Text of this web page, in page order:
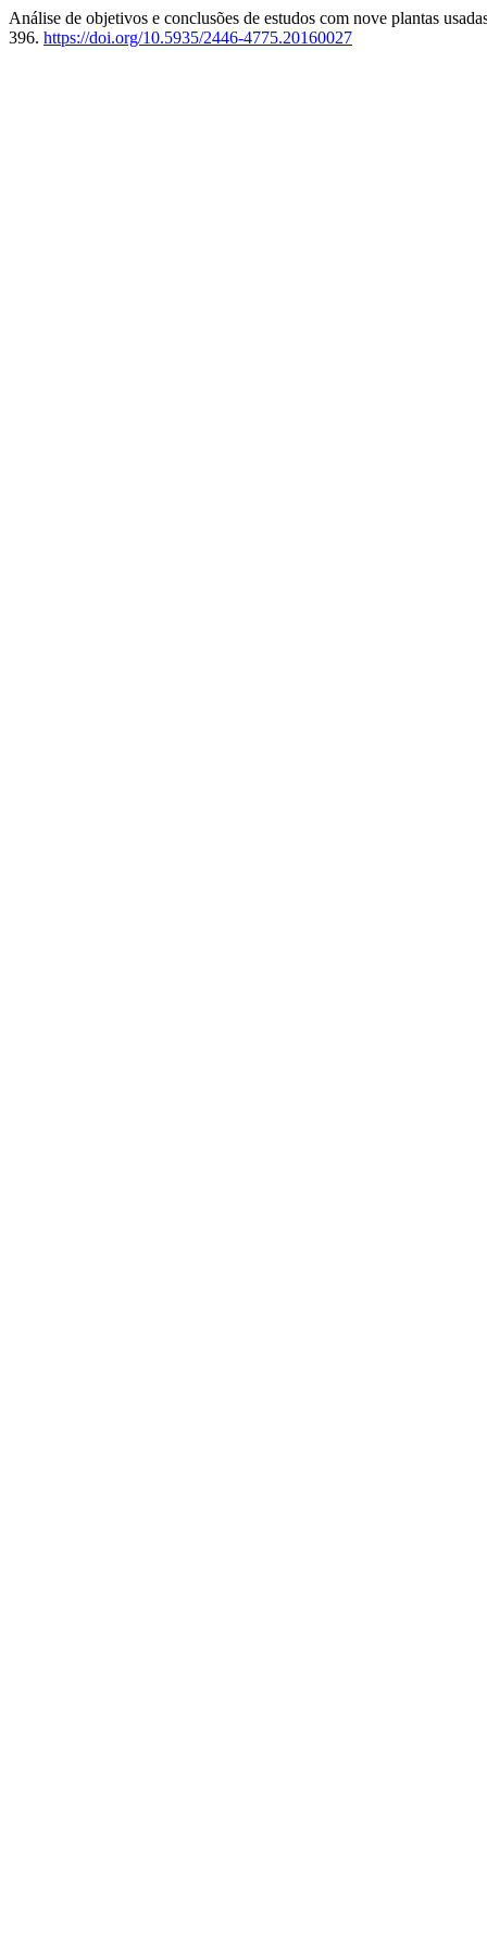
Análise de objetivos e conclusões de estudos com nove plantas
396. https://doi.org/10.5935/2446-4775.20160027